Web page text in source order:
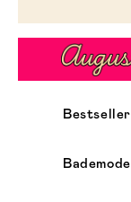
Bestseller
Bademode